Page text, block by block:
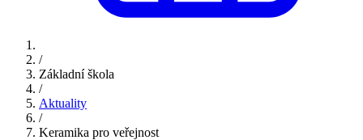
/
Základní škola
/
Aktuality
/
Keramika pro veřejnost